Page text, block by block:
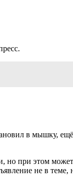
в мышку, ещё
но при этом
не в теме,